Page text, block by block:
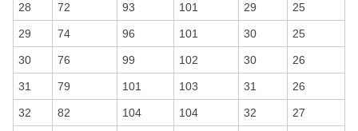
28 72 93 101 29 25
29 74 96 101 30 25
30 76 99 102 30 26
31 79 101 103 31 26
32 82 104 104 32 27